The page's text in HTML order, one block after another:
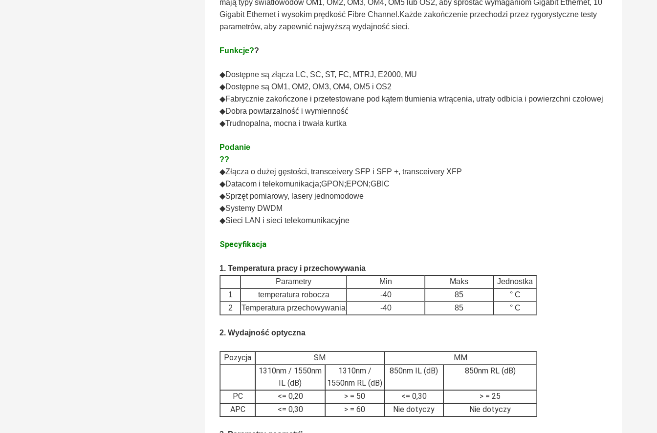
mają typy światłowodów OM1, OM2, OM3, OM4, OM5 lub OS2, aby sprostać wymaganiom Gigabit Ethernet, 10
Gigabit Ethernet i wysokim prędkość Fibre Channel.Każde zakończenie przechodzi przez rygorystyczne testy
parametrów, aby zapewnić najwyższą wydajność sieci.
Funkcje??
◆Dostępne są złącza LC, SC, ST, FC, MTRJ, E2000, MU
◆Dostępne są OM1, OM2, OM3, OM4, OM5 i OS2
◆Fabrycznie zakończone i przetestowane pod kątem tłumienia wtrącenia, utraty odbicia i powierzchni czołowej
◆Dobra powtarzalność i wymienność
◆Trudnopalna, mocna i trwała kurtka
Podanie
??
◆Złącza o dużej gęstości, transceivery SFP i SFP +, transceivery XFP
◆Datacom i telekomunikacja;GPON;EPON;GBIC
◆Sprzęt pomiarowy, lasery jednomodowe
◆Systemy DWDM
◆Sieci LAN i sieci telekomunikacyjne
Specyfikacja
1. Temperatura pracy i przechowywania
Parametry
Min Maks
Jednostka
1
temperatura robocza -40 85
° C
2
Temperatura przechowywania -40 85 ° C
2. Wydajność optyczna
Pozycja SM
MM
1310nm / 1550nm
IL (dB)
1310nm /
1550nm RL (dB)
850nm IL (dB) 850nm RL (dB)
PC <= 0,20 > = 50 <= 0,30
> = 25
APC
<= 0,30 > = 60 Nie dotyczy Nie dotyczy